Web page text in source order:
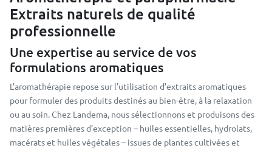
Extraits naturels de qualité
professionnelle
Une expertise au service de vos
formulations aromatiques
L’aromathérapie repose sur l’utilisation d’extraits aromatiques
pour formuler des produits destinés au bien-être, à la relaxation
ou au soin. Chez Landema, nous sélectionnons et produisons des
matières premières d’exception – huiles essentielles, hydrolats,
macérats et huiles végétales – issues de plantes cultivées et